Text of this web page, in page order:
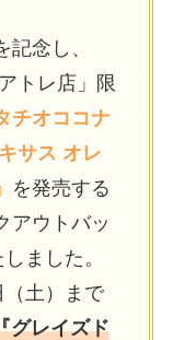
念し、
トレ店」限
チオココナ
サス オレ
を発売する
アウトバッ
ました。
（土）まで
グレイズド